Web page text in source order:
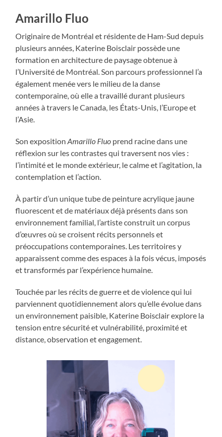
Amarillo Fluo
Originaire de Montréal et résidente de Ham-Sud depuis
plusieurs années, Katerine Boisclair possède une
formation en architecture de paysage obtenue à
l’Université de Montréal. Son parcours professionnel l’a
également menée vers le milieu de la danse
contemporaine, où elle a travaillé durant plusieurs
années à travers le Canada, les États-Unis, l’Europe et
l’Asie.
Son expositionAmarillo Fluo prend racine dans une
réflexion sur les contrastes qui traversent nos vies :
l’intimité et le monde extérieur, le calme et l’agitation, la
contemplation et l’action.
À partir d’un unique tube de peinture acrylique jaune
fluorescent et de matériaux déjà présents dans son
environnement familial, l’artiste construit un corpus
d’œuvres où se croisent récits personnels et
préoccupations contemporaines. Les territoires y
apparaissent comme des espaces à la fois vécus, imposés
et transformés par l’expérience humaine.
Touchée par les récits de guerre et de violence qui lui
parviennent quotidiennement alors qu’elle évolue dans
un environnement paisible, Katerine Boisclair explore la
tension entre sécurité et vulnérabilité, proximité et
distance, observation et engagement.